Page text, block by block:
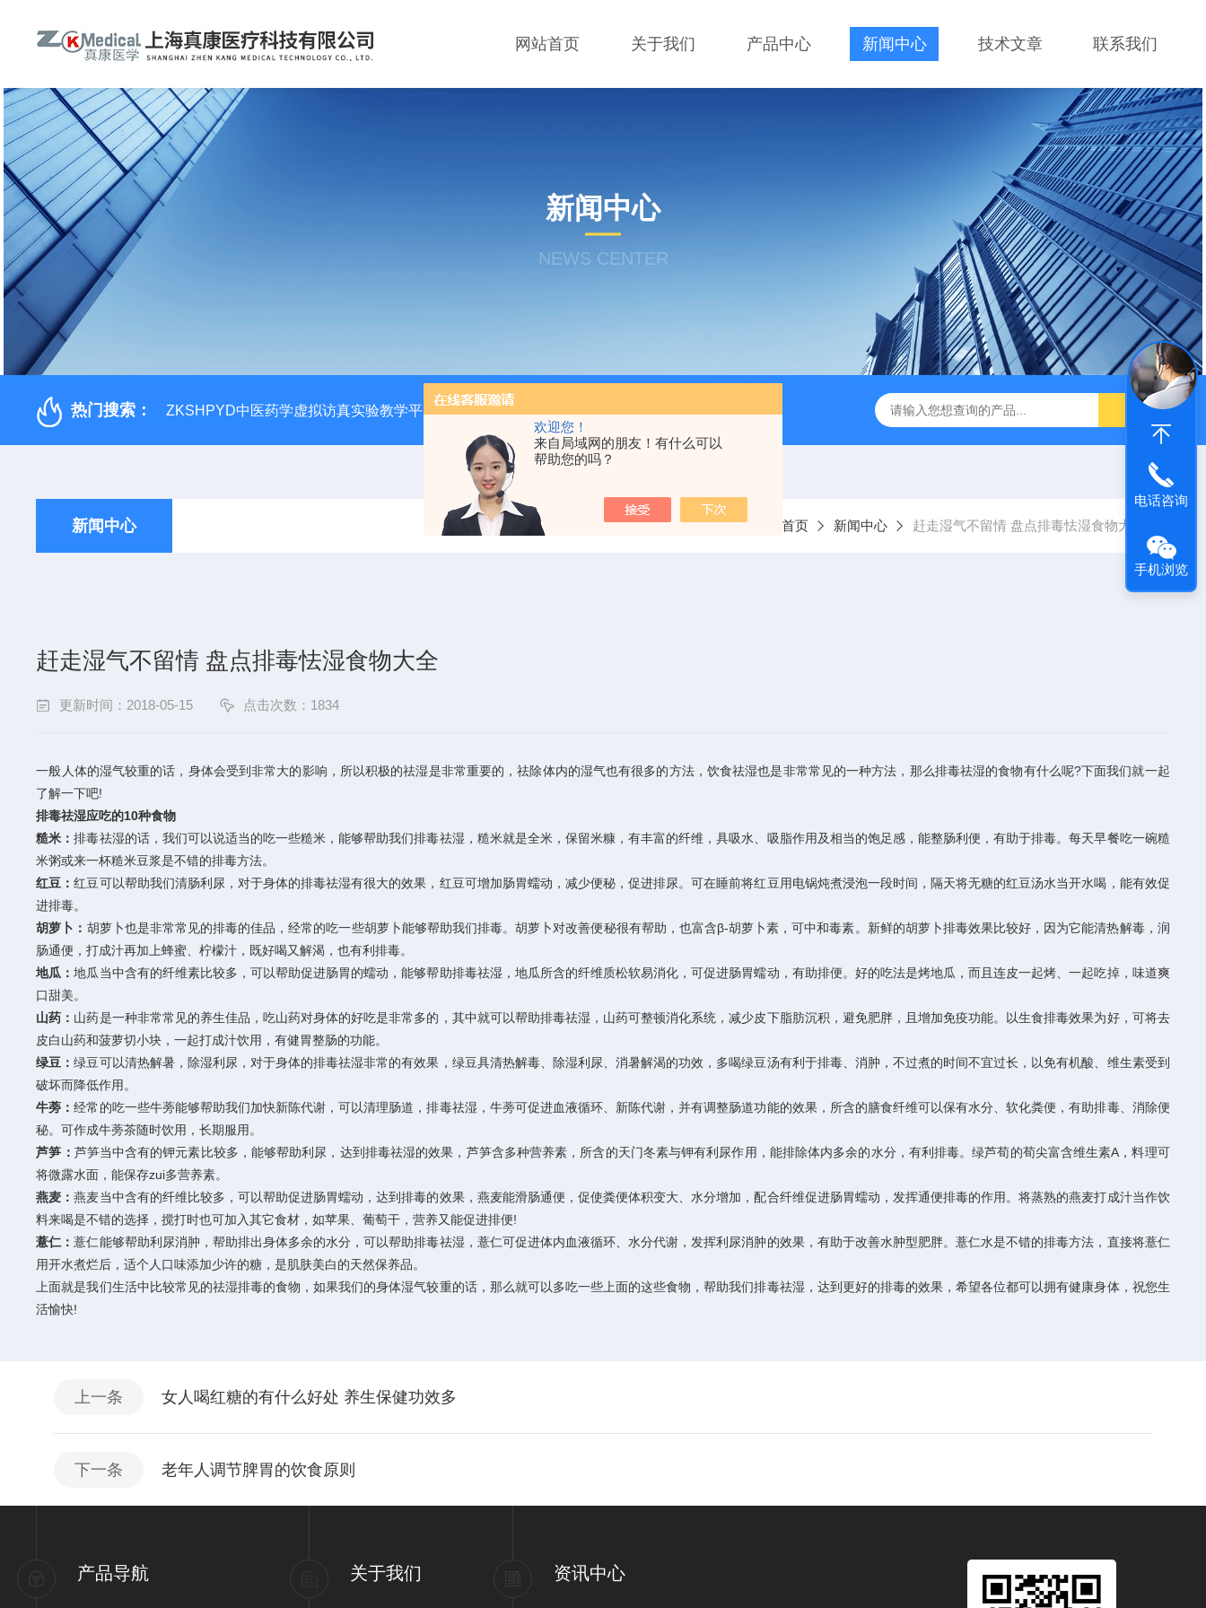
欢迎您！
来自局域网的朋友！有什么可以
帮助您的吗？
网站首页 关于我们 产品中心 新闻中心 技术文章 联系我们
新闻中心
NEWS CENTER
热门搜索： ZKSHPYD中医药学虚拟访真实验教学平台 ZKF—AX全身针灸仿真训练系统 ZKCJ-208F经穴学及针刺仿真训练系统 ZKCJ300多媒体经穴学及针刺仿真训
新闻中心 当前位置： 首页 新闻中心 赶走湿气不留情 盘点排毒怯湿食物大全
赶走湿气不留情 盘点排毒怯湿食物大全
更新时间：2018-05-15 点击次数：1834
一般人体的湿气较重的话，身体会受到非常大的影响，所以积极的祛湿是非常重要的，祛除体内的湿气也有很多的方法，饮食祛湿也是非常常见的一种方法，那么排毒祛湿的食物有什么呢?下面我们就一起
了解一下吧!
排毒祛湿应吃的10种食物
糙米：排毒祛湿的话，我们可以说适当的吃一些糙米，能够帮助我们排毒祛湿，糙米就是全米，保留米糠，有丰富的纤维，具吸水、吸脂作用及相当的饱足感，能整肠利便，有助于排毒。每天早餐吃一碗糙
米粥或来一杯糙米豆浆是不错的排毒方法。
红豆：红豆可以帮助我们清肠利尿，对于身体的排毒祛湿有很大的效果，红豆可增加肠胃蠕动，减少便秘，促进排尿。可在睡前将红豆用电锅炖煮浸泡一段时间，隔天将无糖的红豆汤水当开水喝，能有效促
进排毒。
胡萝卜： 胡萝卜也是非常常见的排毒的佳品，经常的吃一些胡萝卜能够帮助我们排毒。胡萝卜对改善便秘很有帮助，也富含β-胡萝卜素，可中和毒素。新鲜的胡萝卜排毒效果比较好，因为它能清热解毒，润
肠通便，打成汁再加上蜂蜜、柠檬汁，既好喝又解渴，也有利排毒。
地瓜：地瓜当中含有的纤维素比较多，可以帮助促进肠胃的蠕动，能够帮助排毒祛湿，地瓜所含的纤维质松软易消化，可促进肠胃蠕动，有助排便。好的吃法是烤地瓜，而且连皮一起烤、一起吃掉，味道爽
口甜美。
山药： 山药是一种非常常见的养生佳品，吃山药对身体的好吃是非常多的，其中就可以帮助排毒祛湿，山药可整顿消化系统，减少皮下脂肪沉积，避免肥胖，且增加免疫功能。以生食排毒效果为好，可将去
皮白山药和菠萝切小块，一起打成汁饮用，有健胃整肠的功能。
绿豆：绿豆可以清热解暑，除湿利尿，对于身体的排毒祛湿非常的有效果，绿豆具清热解毒、除湿利尿、消暑解渴的功效，多喝绿豆汤有利于排毒、消肿，不过煮的时间不宜过长，以免有机酸、维生素受到
破坏而降低作用。
牛蒡：经常的吃一些牛蒡能够帮助我们加快新陈代谢，可以清理肠道，排毒祛湿，牛蒡可促进血液循环、新陈代谢，并有调整肠道功能的效果，所含的膳食纤维可以保有水分、软化粪便，有助排毒、消除便
秘。可作成牛蒡茶随时饮用，长期服用。
芦笋： 芦笋当中含有的钾元素比较多，能够帮助利尿，达到排毒祛湿的效果，芦笋含多种营养素，所含的天门冬素与钾有利尿作用，能排除体内多余的水分，有利排毒。绿芦荀的荀尖富含维生素A，料理可
将微露水面，能保存zui多营养素。
燕麦：燕麦当中含有的纤维比较多，可以帮助促进肠胃蠕动，达到排毒的效果，燕麦能滑肠通便，促使粪便体积变大、水分增加，配合纤维促进肠胃蠕动，发挥通便排毒的作用。将蒸熟的燕麦打成汁当作饮
料来喝是不错的选择，搅打时也可加入其它食材，如苹果、葡萄干，营养又能促进排便!
薏仁：薏仁能够帮助利尿消肿，帮助排出身体多余的水分，可以帮助排毒祛湿，薏仁可促进体内血液循环、水分代谢，发挥利尿消肿的效果，有助于改善水肿型肥胖。薏仁水是不错的排毒方法，直接将薏仁
用开水煮烂后，适个人口味添加少许的糖，是肌肤美白的天然保养品。
上面就是我们生活中比较常见的祛湿排毒的食物，如果我们的身体湿气较重的话，那么就可以多吃一些上面的这些食物，帮助我们排毒祛湿，达到更好的排毒的效果，希望各位都可以拥有健康身体，祝您生
活愉快!
上一条 女人喝红糖的有什么好处 养生保健功效多
下一条 老年人调节脾胃的饮食原则
产品导航 关于我们 资讯中心
电话咨询
手机浏览